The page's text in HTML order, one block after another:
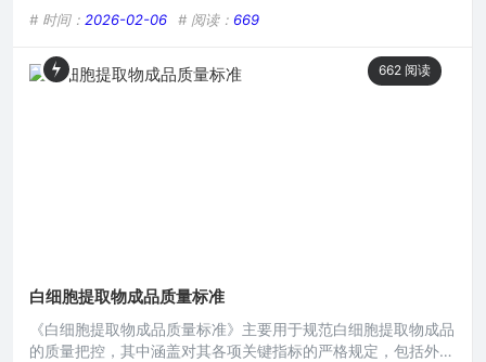
质量把控方面提出标准要求，涵盖原料、工艺操作、成品检测等
多维度，旨在确保白细胞提取物在生产过程中达到特定质量水
准，保障其后续应用的安全性与有效性。本文目录导读： 原材
料采购标准白细胞分离与提取标准生产环境与设备标准质量检测
# 时间： 2026-02-06 # 阅读： 669
662 阅读
白细胞提取物成品质量标准
《白细胞提取物成品质量标准》主要用于规范白细胞提取物成品
的质量把控，其中涵盖对其各项关键指标的严格规定，包括外观